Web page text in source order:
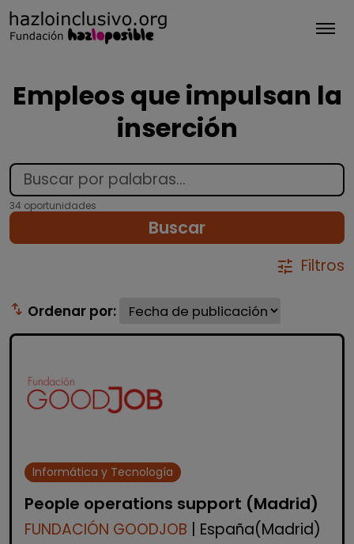
Empleos que impulsan la
inserción
34 oportunidades
Buscar
tune Filtros
swap_vert Ordenar por:
Informática y Tecnología
People operations support (Madrid)
FUNDACIÓN GOODJOB | España(Madrid)